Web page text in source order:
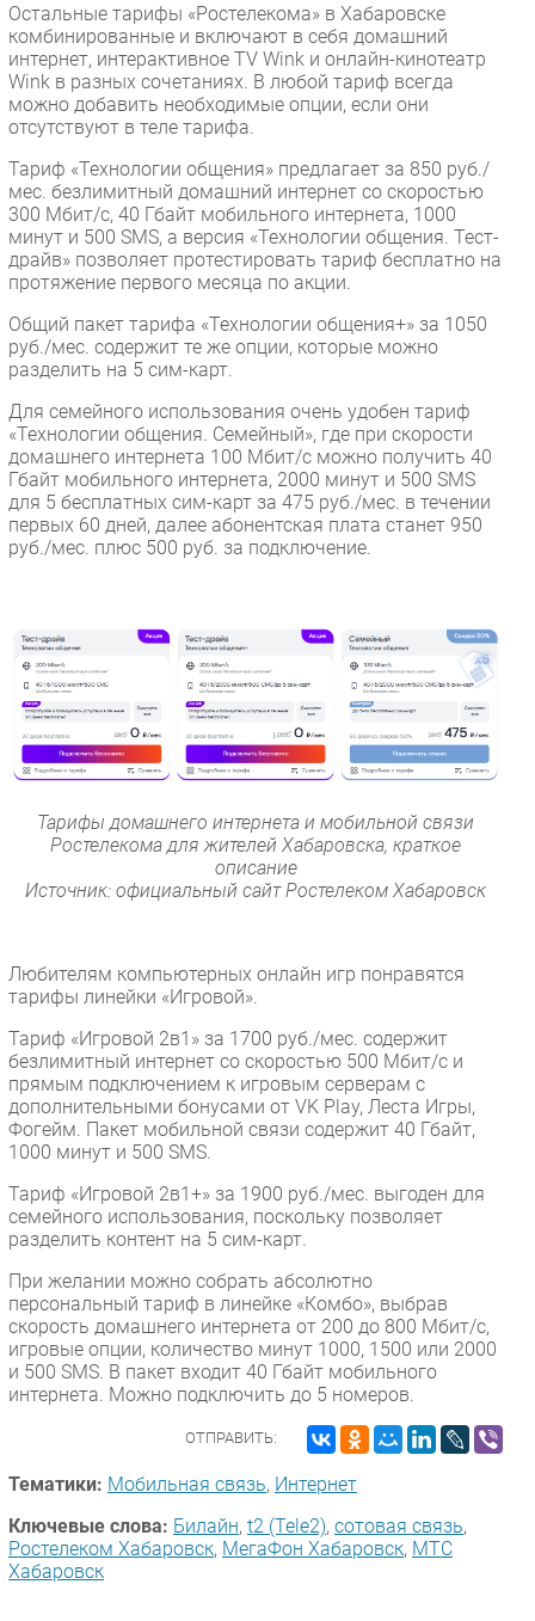
Остальные тарифы «Ростелекома» в Хабаровске
комбинированные и включают в себя домашний
интернет, интерактивное TV Wink и онлайн-кинотеатр
Wink в разных сочетаниях. В любой тариф всегда
можно добавить необходимые опции, если они
отсутствуют в теле тарифа.
Тариф «Технологии общения» предлагает за 850 руб./
мес. безлимитный домашний интернет со скоростью
300 Мбит/с, 40 Гбайт мобильного интернета, 1000
минут и 500 SMS, а версия «Технологии общения. Тест-
драйв» позволяет протестировать тариф бесплатно на
протяжение первого месяца по акции.
Общий пакет тарифа «Технологии общения+» за 1050
руб./мес. содержит те же опции, которые можно
разделить на 5 сим-карт.
Для семейного использования очень удобен тариф
«Технологии общения. Семейный», где при скорости
домашнего интернета 100 Мбит/с можно получить 40
Гбайт мобильного интернета, 2000 минут и 500 SMS
для 5 бесплатных сим-карт за 475 руб./мес. в течении
первых 60 дней, далее абонентская плата станет 950
руб./мес. плюс 500 руб. за подключение.
Тарифы домашнего интернета и мобильной связи
Ростелекома для жителей Хабаровска, краткое
описание
Источник: официальный сайт Ростелеком Хабаровск
Любителям компьютерных онлайн игр понравятся
тарифы линейки «Игровой».
Тариф «Игровой 2в1» за 1700 руб./мес. содержит
безлимитный интернет со скоростью 500 Мбит/с и
прямым подключением к игровым серверам с
дополнительными бонусами от VK Play, Леста Игры,
Фогейм. Пакет мобильной связи содержит 40 Гбайт,
1000 минут и 500 SMS.
Тариф «Игровой 2в1+» за 1900 руб./мес. выгоден для
семейного использования, поскольку позволяет
разделить контент на 5 сим-карт.
При желании можно собрать абсолютно
персональный тариф в линейке «Комбо», выбрав
скорость домашнего интернета от 200 до 800 Мбит/с,
игровые опции, количество минут 1000, 1500 или 2000
и 500 SMS. В пакет входит 40 Гбайт мобильного
интернета. Можно подключить до 5 номеров.
ОТПРАВИТЬ:
Тематики: Мобильная связь, Интернет
Ключевые слова: Билайн, t2 (Tele2), сотовая связь,
Ростелеком Хабаровск, МегаФон Хабаровск, МТС
Хабаровск